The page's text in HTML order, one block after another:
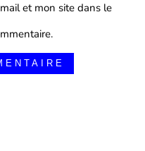
et mon site dans le